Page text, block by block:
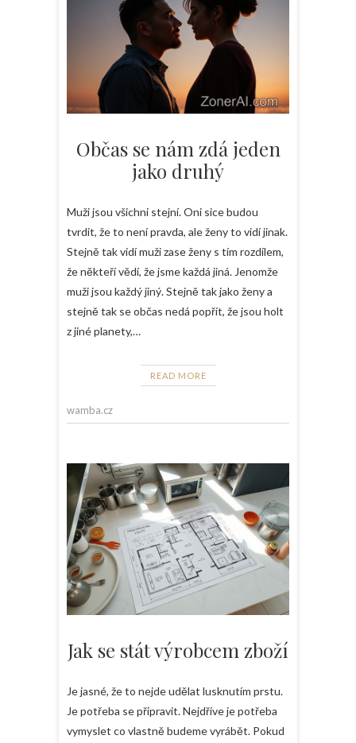
Občas se nám zdá jeden
jako druhý
Muži jsou všichni stejní. Oni sice budou
tvrdit, že to není pravda, ale ženy to vidí jinak.
Stejně tak vidí muži zase ženy s tím rozdílem,
že někteří vědí, že jsme každá jiná. Jenomže
muži jsou každý jiný. Stejně tak jako ženy a
stejně tak se občas nedá popřít, že jsou holt
z jiné planety,…
READ MORE
wamba.cz
Jak se stát výrobcem zboží
Je jasné, že to nejde udělat lusknutím prstu.
Je potřeba se připravit. Nejdříve je potřeba
vymyslet co vlastně budeme vyrábět. Pokud